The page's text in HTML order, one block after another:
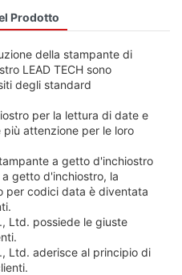
Prodotto
della stampante di
LEAD TECH sono
degli standard
per la lettura di date e
attenzione per le loro
a getto d'inchiostro
getto d'inchiostro, la
per codici data è diventata
Ltd. possiede le giuste
Ltd. aderisce al principio di